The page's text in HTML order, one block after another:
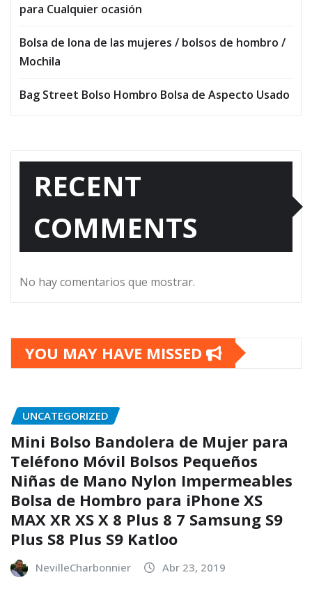
para Cualquier ocasión
Bolsa de lona de las mujeres / bolsos de hombro /
Mochila
Bag Street Bolso Hombro Bolsa de Aspecto Usado
RECENT
COMMENTS
No hay comentarios que mostrar.
YOU MAY HAVE MISSED
UNCATEGORIZED
Mini Bolso Bandolera de Mujer para
Teléfono Móvil Bolsos Pequeños
Niñas de Mano Nylon Impermeables
Bolsa de Hombro para iPhone XS
MAX XR XS X 8 Plus 8 7 Samsung S9
Plus S8 Plus S9 Katloo
NevilleCharbonnier Abr 23, 2019